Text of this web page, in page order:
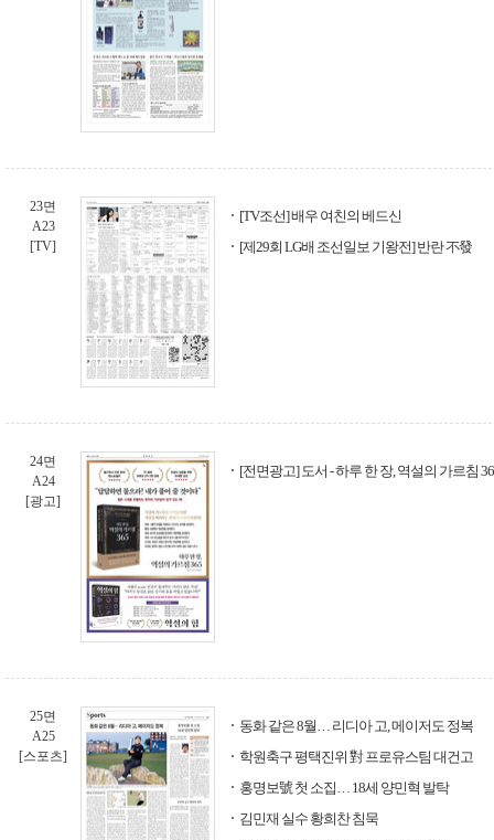
23면
A23
[TV]
[TV조선] 배우 여친의 베드신
[제29회 LG배 조선일보 기왕전] 반란 不發
24면
A24
[광고]
[전면광고] 도서 - 하루 한 장, 역설의 가르침
25면
A25
[스포츠]
동화 같은 8월… 리디아 고, 메이저도 정복
학원축구 평택진위 對 프로유스팀 대건고
홍명보號 첫 소집… 18세 양민혁 발탁
김민재 실수 황희찬 침묵